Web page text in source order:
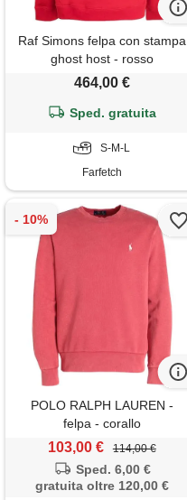
Raf Simons felpa con stampa
ghost host - rosso
464,00 €
Sped. gratuita
S-M-L
Farfetch
POLO RALPH LAUREN -
felpa - corallo
103,00 € 114,00 €
Sped. 6,00 €
gratuita oltre 120,00 €